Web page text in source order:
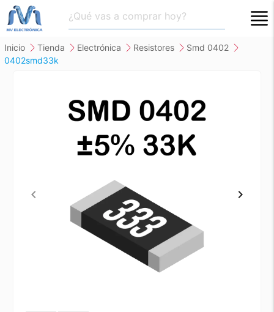
inicio tienda electrónica resistores
smd 0402
0402smd33k